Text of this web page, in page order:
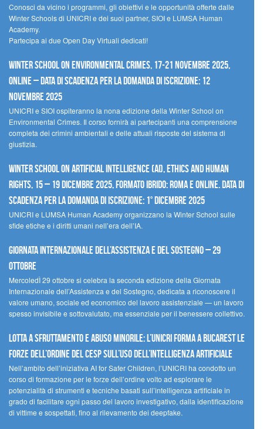
Conosci da vicino i programmi, gli obiettivi e le opportunità offerte dalle
Winter Schools di UNICRI e dei suoi partner, SIOI e LUMSA Human
Academy.
Partecipa ai due Open Day Virtuali dedicati!
Winter School on Environmental Crimes, 17-21 novembre 2025,
Online – Data di scadenza per la domanda di iscrizione: 12
novembre 2025
UNICRI e SIOI ospiteranno la nona edizione della Winter School on
Environmental Crimes. Il corso fornirà ai partecipanti una comprensione
completa dei crimini ambientali e delle attuali risposte del sistema di
giustizia.
Winter School on Artificial Intelligence (AI), Ethics and Human
Rights, 15 – 19 dicembre 2025, Formato Ibrido: Roma e online. Data di
scadenza per la domanda di iscrizione: 1° dicembre 2025
UNICRI e LUMSA Human Academy organizzano la Winter School sulle
sfide etiche e i diritti umani nell’era dell’IA.
Giornata internazionale dell’assistenza e del sostegno – 29
ottobre
MercoledÌ 29 ottobre si celebra la seconda edizione della Giornata
Internazionale dell’Assistenza e del Sostegno, dedicata a riconoscere il
valore umano, sociale ed economico del lavoro assistenziale — un lavoro
spesso invisibile e sottovalutato, ma essenziale per il benessere collettivo.
Lotta a sfruttamento e abuso minorile: l’UNICRI forma a Bucarest le
forze dell’ordine del CESP sull’uso dell’Intelligenza Artificiale
Nell’ambito dell’iniziativa AI for Safer Children, l’UNICRI ha condotto un
corso di formazione per le forze dell’ordine volto ad esplorare le
potenzialità di strumenti e tecniche basati sull’intelligenza artificiale in
grado di facilitare ogni passo del lavoro investigativo, dalla identificazione
di vittime e sospettati, fino al rilevamento dei deepfake.